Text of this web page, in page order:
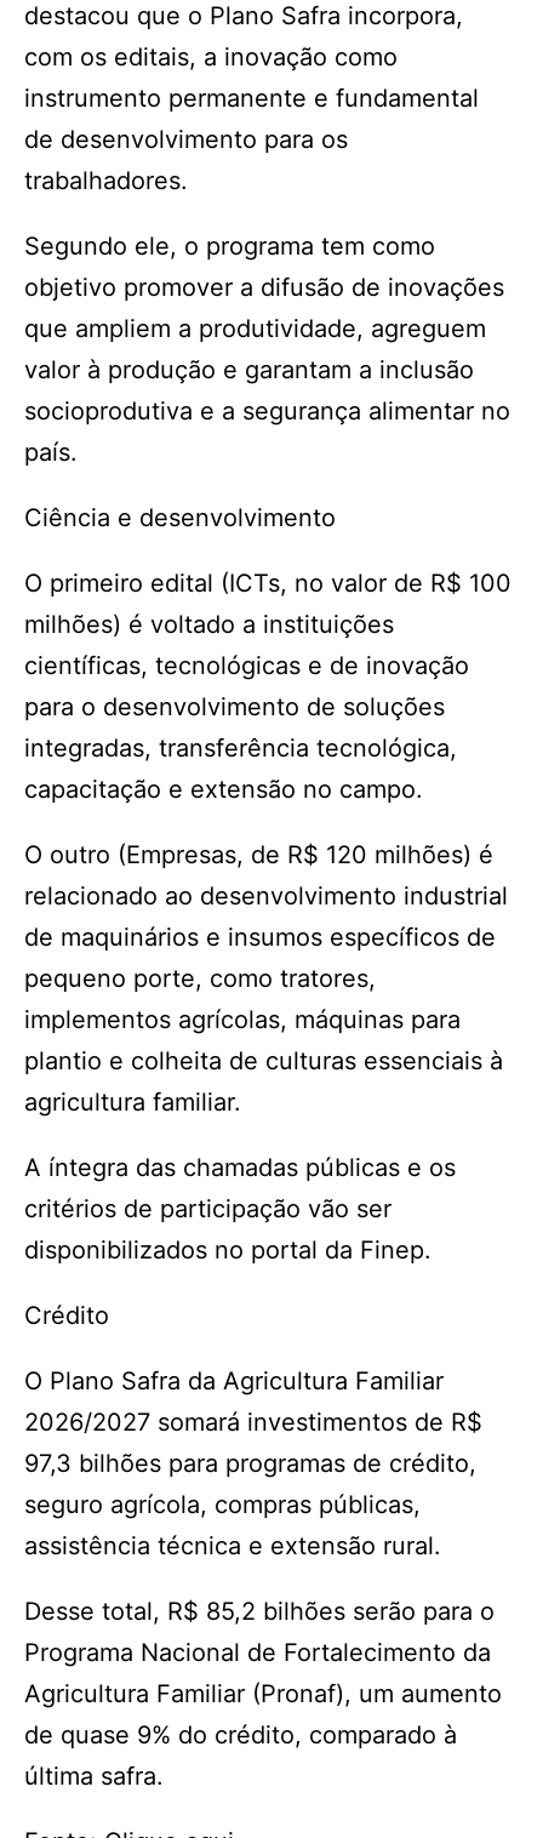
destacou que o Plano Safra incorpora,
com os editais, a inovação como
instrumento permanente e fundamental
de desenvolvimento para os
trabalhadores.
Segundo ele, o programa tem como
objetivo promover a difusão de inovações
que ampliem a produtividade, agreguem
valor à produção e garantam a inclusão
socioprodutiva e a segurança alimentar no
país.
Ciência e desenvolvimento
O primeiro edital (ICTs, no valor de R$ 100
milhões) é voltado a instituições
científicas, tecnológicas e de inovação
para o desenvolvimento de soluções
integradas, transferência tecnológica,
capacitação e extensão no campo.
O outro (Empresas, de R$ 120 milhões) é
relacionado ao desenvolvimento industrial
de maquinários e insumos específicos de
pequeno porte, como tratores,
implementos agrícolas, máquinas para
plantio e colheita de culturas essenciais à
agricultura familiar.
A íntegra das chamadas públicas e os
critérios de participação vão ser
disponibilizados no portal da Finep.
Crédito
O Plano Safra da Agricultura Familiar
2026/2027 somará investimentos de R$
97,3 bilhões para programas de crédito,
seguro agrícola, compras públicas,
assistência técnica e extensão rural.
Desse total, R$ 85,2 bilhões serão para o
Programa Nacional de Fortalecimento da
Agricultura Familiar (Pronaf), um aumento
de quase 9% do crédito, comparado à
última safra.